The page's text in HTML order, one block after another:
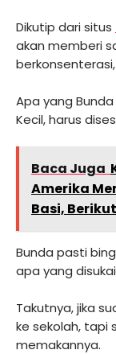
Dikutip dari situs
akan memberi
Apa yang
Kecil, harus
Baca Juga
Amerika
Basi,
Bunda pasti
apa yang
Takutnya, jika
ke sekolah, tapi
memakannya.